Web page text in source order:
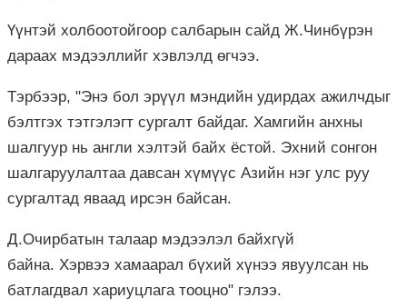
Үүнтэй холбоотойгоор салбарын сайд Ж.Чинбүрэн
дараах мэдээллийг хэвлэлд өгчээ.
Тэрбээр, "Энэ бол эрүүл мэндийн удирдах ажилчдыг
бэлтгэх тэтгэлэгт сургалт байдаг. Хамгийн анхны
шалгуур нь англи хэлтэй байх ёстой. Эхний сонгон
шалгаруулалтаа давсан хүмүүс Азийн нэг улс руу
сургалтад яваад ирсэн байсан.
Д.Очирбатын талаар мэдээлэл байхгүй
байна. Хэрвээ хамаарал бүхий хүнээ явуулсан нь
батлагдвал хариуцлага тооцно" гэлээ.